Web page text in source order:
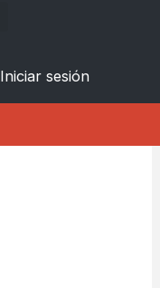
Iniciar sesión